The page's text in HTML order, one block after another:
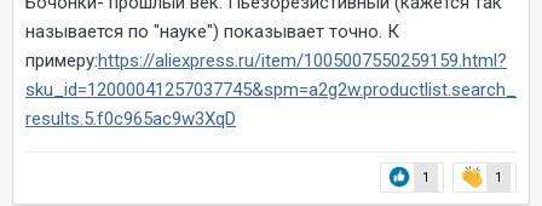
называется по "науке") показывает точно. К
примеру:https://aliexpress.ru/item/1005007550259159.html?
sku_id=12000041257037745&spm=a2g2w.productlist.search_
results.5.f0c965ac9w3XqD
1 1